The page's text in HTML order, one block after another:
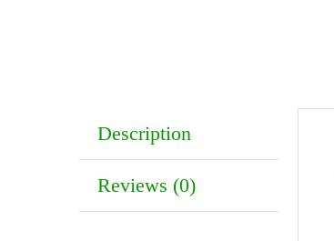
Description
Reviews (0)